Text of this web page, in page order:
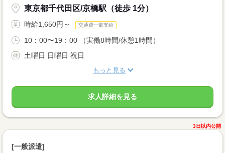
東京都千代田区/京橋駅（徒歩 1分）
時給1,650円～ 交通費一部支給
10：00〜19：00 （実働8時間/休憩1時間）
土曜日 日曜日 祝日
もっと見る
求人詳細を見る
3日以内公開
[一般派遣]